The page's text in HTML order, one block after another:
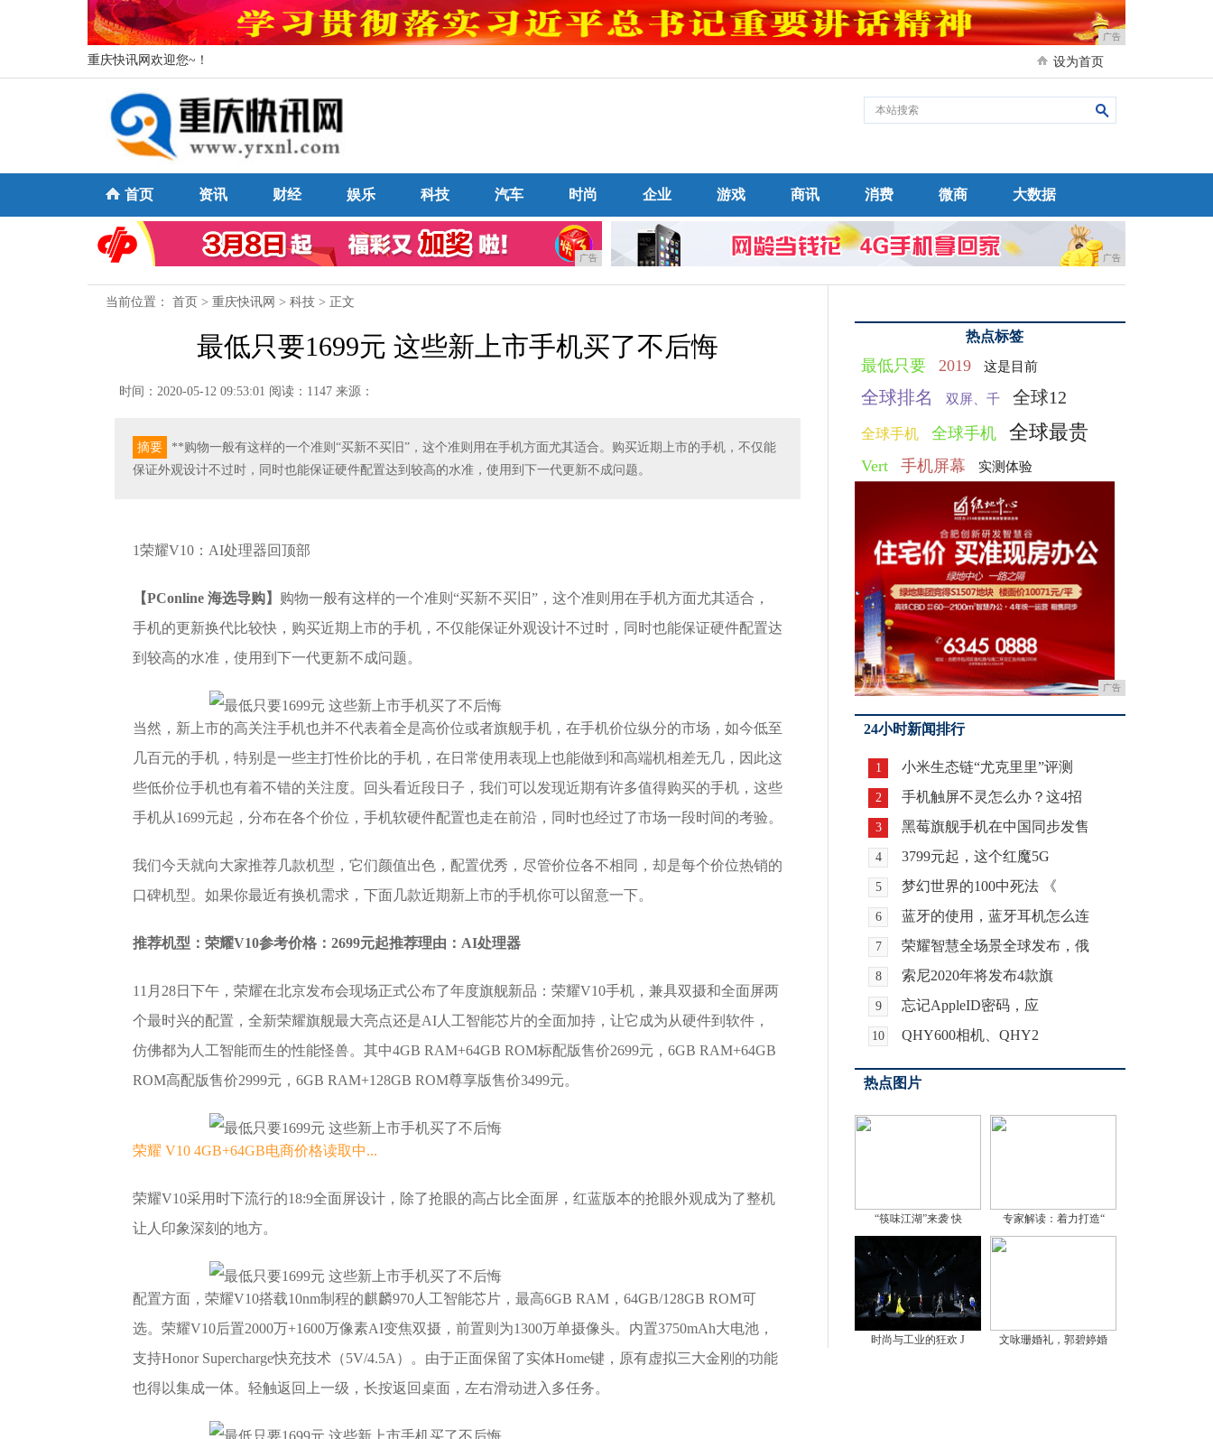
广告
重庆快讯网欢迎您~！ 设为首页
首页 资讯 财经 娱乐 科技 汽车 时尚 企业 游戏 商讯 消费 微商 大数据
广告 广告
当前位置： 首页 > 重庆快讯网 > 科技 > 正文
最低只要1699元 这些新上市手机买了不后悔
时间：2020-05-12 09:53:01 阅读：1147 来源：
摘要
**购物一般有这样的一个准则“买新不买旧”，这个准则用在手机方面尤其适合。购买近期上市的手机，不仅能
保证外观设计不过时，同时也能保证硬件配置达到较高的水准，使用到下一代更新不成问题。
1荣耀V10：AI处理器回顶部
【PConline 海选导购】 购物一般有这样的一个准则“买新不买旧”，这个准则用在手机方面尤其适合，
手机的更新换代比较快，购买近期上市的手机，不仅能保证外观设计不过时，同时也能保证硬件配置达
到较高的水准，使用到下一代更新不成问题。
当然，新上市的高关注手机也并不代表着全是高价位或者旗舰手机，在手机价位纵分的市场，如今低至
几百元的手机，特别是一些主打性价比的手机，在日常使用表现上也能做到和高端机相差无几，因此这
些低价位手机也有着不错的关注度。回头看近段日子，我们可以发现近期有许多值得购买的手机，这些
手机从1699元起，分布在各个价位，手机软硬件配置也走在前沿，同时也经过了市场一段时间的考验。
我们今天就向大家推荐几款机型，它们颜值出色，配置优秀，尽管价位各不相同，却是每个价位热销的
口碑机型。如果你最近有换机需求，下面几款近期新上市的手机你可以留意一下。
推荐机型： 荣耀V10参考价格：2699元起推荐理由：AI处理器
11月28日下午，荣耀在北京发布会现场正式公布了年度旗舰新品：荣耀V10手机，兼具双摄和全面屏两
个最时兴的配置，全新荣耀旗舰最大亮点还是AI人工智能芯片的全面加持，让它成为从硬件到软件，
仿佛都为人工智能而生的性能怪兽。其中4GB RAM+64GB ROM标配版售价2699元，6GB RAM+64GB
ROM高配版售价2999元，6GB RAM+128GB ROM尊享版售价3499元。
荣耀 V10 4GB+64GB电商价格读取中...
荣耀V10采用时下流行的18:9全面屏设计，除了抢眼的高占比全面屏，红蓝版本的抢眼外观成为了整机
让人印象深刻的地方。
配置方面，荣耀V10搭载10nm制程的麒麟970人工智能芯片，最高6GB RAM，64GB/128GB ROM可
选。荣耀V10后置2000万+1600万像素AI变焦双摄，前置则为1300万单摄像头。内置3750mAh大电池，
支持Honor Supercharge快充技术（5V/4.5A）。由于正面保留了实体Home键，原有虚拟三大金刚的功能
也得以集成一体。轻触返回上一级，长按返回桌面，左右滑动进入多任务。
热点标签
最低只要 2019 这是目前
全球排名 双屏、千 全球12
全球手机 全球手机 全球最贵
Vert 手机屏幕 实测体验
广告
24小时新闻排行
1 小米生态链“尤克里里”评测
2 手机触屏不灵怎么办？这4招
3 黑莓旗舰手机在中国同步发售
4 3799元起，这个红魔5G
5 梦幻世界的100中死法 《
6 蓝牙的使用，蓝牙耳机怎么连
7 荣耀智慧全场景全球发布，俄
8 索尼2020年将发布4款旗
9 忘记AppleID密码，应
10 QHY600相机、QHY2
热点图片
“筷味江湖”来袭 快 专家解读：着力打造“
时尚与工业的狂欢 J 文咏珊婚礼，郭碧婷婚